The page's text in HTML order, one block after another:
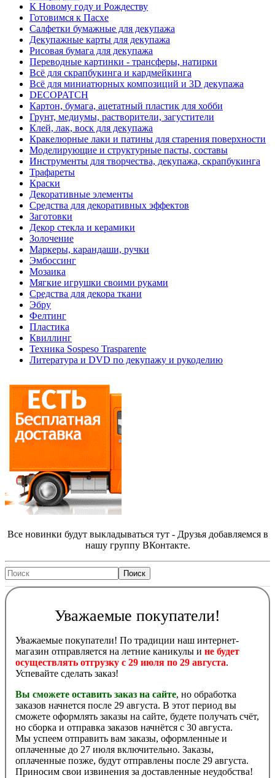
К Новому году и Рождеству
Готовимся к Пасхе
Салфетки бумажные для декупажа
Декупажные карты для декупажа
Рисовая бумага для декупажа
Переводные картинки - трансферы, натирки
Всё для скрапбукинга и кардмейкинга
Всё для миниатюрных композиций и 3D декупажа
DECOPATCH
Картон, бумага, ацетатный пластик для хобби
Грунт, медиумы, растворители, загустители
Клей, лак, воск для декупажа
Кракелюрные лаки и патины для старения поверхности
Моделирующие и структурные пасты, составы
Инструменты для творчества, декупажа, скрапбукинга
Трафареты
Краски
Декоративные элементы
Средства для декоративных эффектов
Заготовки
Декор стекла и керамики
Золочение
Маркеры, карандаши, ручки
Эмбоссинг
Мозаика
Мягкие игрушки своими руками
Средства для декора ткани
Эбру
Фелтинг
Пластика
Квиллинг
Техника Sospeso Trasparente
Литература и DVD по декупажу и рукоделию
Все новинки будут выкладываться тут - Друзья добавляемся в
нашу группу ВКонтакте.
Уважаемые покупатели!
Уважаемые покупатели! По традиции наш интернет-
магазин отправляется на летние каникулы и не будет
осуществлять отгрузку с 29 июля по 29 августа.
Успевайте сделать заказ!
Вы сможете оставить заказ на сайте, но обработка
заказов начнется после 29 августа. В этот период вы
сможете оформлять заказы на сайте, будете получать счёт,
но сборка и отправка заказов начнётся с 30 августа.
Мы успеем отправить вам заказы, оформленные и
оплаченные до 27 июля включительно. Заказы,
оплаченные позже, будут отправлены после 29 августа.
Приносим свои извинения за доставленные неудобства!